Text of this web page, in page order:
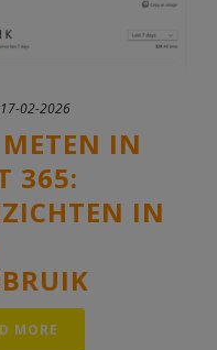
17-02-2026
IN
365:
IN
MORE